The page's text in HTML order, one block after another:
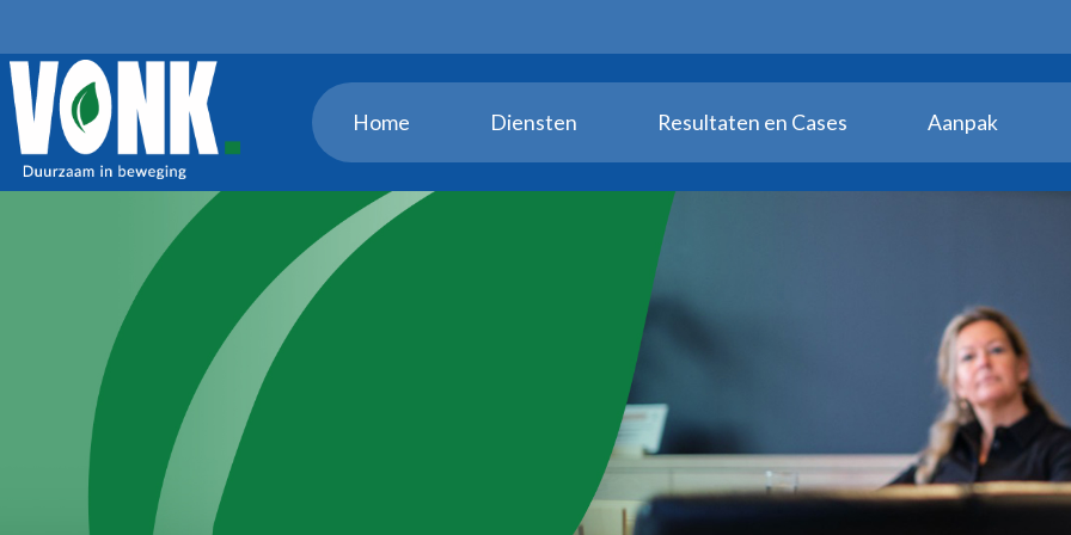
Home Diensten Resultaten en Cases Aanpak